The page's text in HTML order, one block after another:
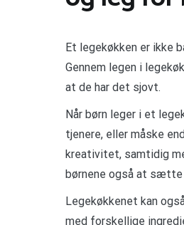
Et legekøkken er ikke
Gennem legen i
at de har det sjovt.
Når børn leger i et
tjenere, eller måske
kreativitet, samtidig
børnene også at sætte
Legekøkkenet kan
med forskellige